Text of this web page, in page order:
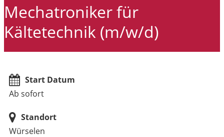
Mechatroniker für
Kältetechnik (m/w/d)
Start Datum
Ab sofort
Standort
Würselen